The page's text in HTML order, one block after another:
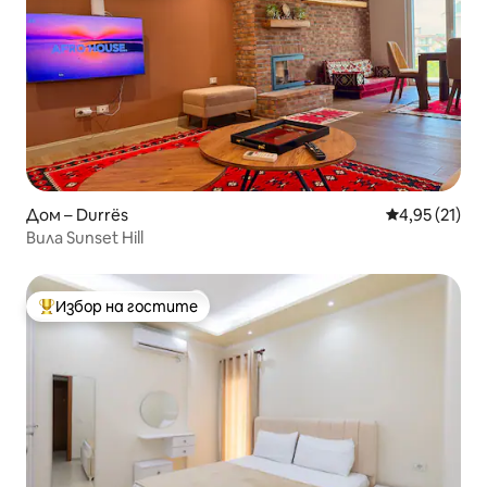
Дом – Durrës Средна
4,95 (21)
Вила Sunset Hill
Най-популярен избор на гостите
Избор на гостите